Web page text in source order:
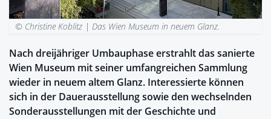
© Christine Koblitz |Das Wien Museum in neuem Glanz.
Nach dreijähriger Umbauphase erstrahlt das sanierte
Wien Museum mit seiner umfangreichen Sammlung
wieder in neuem altem Glanz. Interessierte können
sich in der Dauerausstellung sowie den wechselnden
Sonderausstellungen mit der Geschichte und